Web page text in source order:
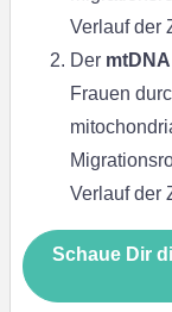
Verlauf der
Der mtDNA
Frauen
Verlauf der
Schaue Dir